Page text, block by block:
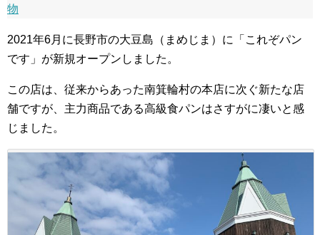
物
2021年6月に長野市の大豆島（まめじま）に「これぞパン
です」が新規オープンしました。
この店は、従来からあった南箕輪村の本店に次ぐ新たな店
舗ですが、主力商品である高級食パンはさすがに凄いと感
じました。